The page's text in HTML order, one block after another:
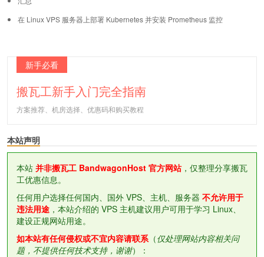
在 Linux VPS 服务器上部署 Kubernetes 并安装 Prometheus 监控
新手必看
搬瓦工新手入门完全指南
方案推荐、机房选择、优惠码和购买教程
本站声明
本站 并非搬瓦工 BandwagonHost 官方网站，仅整理分享搬瓦
工优惠信息。
任何用户选择任何国内、国外 VPS、主机、服务器 不允许用于
违法用途 ，本站介绍的 VPS 主机建议用户可用于学习 Linux、
建设正规网站用途。
如本站有任何侵权或不宜内容请联系（仅处理网站内容相关问
题，不提供任何技术支持，谢谢）：